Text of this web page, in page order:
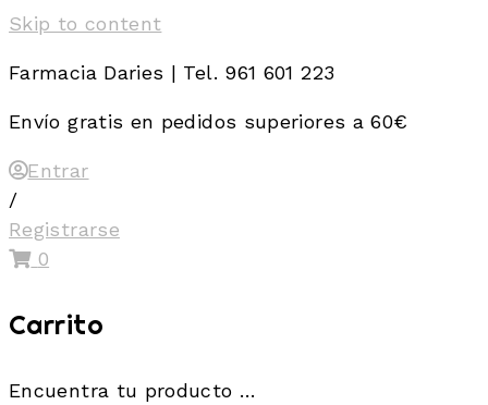
Skip to content
Farmacia Daries | Tel. 961 601 223
Envío gratis en pedidos superiores a 60€
Entrar
/
Registrarse
0
Carrito
Encuentra tu producto …